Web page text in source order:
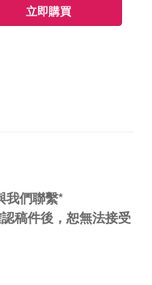
立即購買
我們聯繫*
稿件後，恕無法接受